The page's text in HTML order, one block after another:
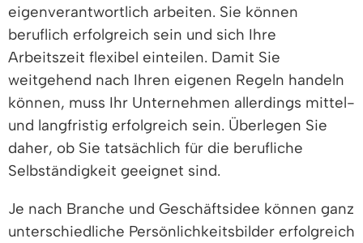
eigenverantwortlich arbeiten. Sie können
beruflich erfolgreich sein und sich Ihre
Arbeitszeit flexibel einteilen. Damit Sie
weitgehend nach Ihren eigenen Regeln handeln
können, muss Ihr Unternehmen allerdings mittel-
und langfristig erfolgreich sein. Überlegen Sie
daher, ob Sie tatsächlich für die berufliche
Selbständigkeit geeignet sind.
Je nach Branche und Geschäftsidee können ganz
unterschiedliche Persönlichkeitsbilder erfolgreich